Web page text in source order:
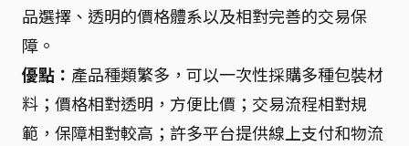
品選擇、透明的價格體系以及相對完善的交易保
障。
優點： 產品種類繁多，可以一次性採購多種包裝材
料；價格相對透明，方便比價；交易流程相對規
範，保障相對較高；許多平台提供線上支付和物流